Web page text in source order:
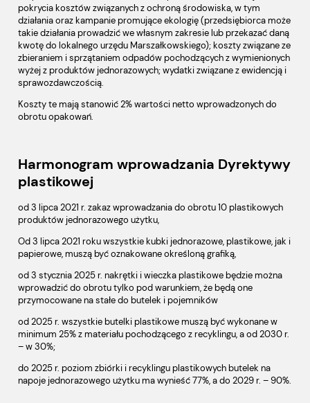
pokrycia kosztów związanych z ochroną środowiska, w tym
działania oraz kampanie promujące ekologię (przedsiębiorca może
takie działania prowadzić we własnym zakresie lub przekazać daną
kwotę do lokalnego urzędu Marszałkowskiego); koszty związane ze
zbieraniem i sprzątaniem odpadów pochodzących z wymienionych
wyżej z produktów jednorazowych; wydatki związane z ewidencją i
sprawozdawczością.
Koszty te mają stanowić 2% wartości netto wprowadzonych do
obrotu opakowań.
Harmonogram wprowadzania Dyrektywy
plastikowej
od 3 lipca 2021 r. zakaz wprowadzania do obrotu 10 plastikowych
produktów jednorazowego użytku,
Od 3 lipca 2021 roku wszystkie kubki jednorazowe, plastikowe, jak i
papierowe, muszą być oznakowane określoną grafiką,
od 3 stycznia 2025 r. nakrętki i wieczka plastikowe będzie można
wprowadzić do obrotu tylko pod warunkiem, że będą one
przymocowane na stałe do butelek i pojemników
od 2025 r. wszystkie butelki plastikowe muszą być wykonane w
minimum 25% z materiału pochodzącego z recyklingu, a od 2030 r.
– w 30%;
do 2025 r. poziom zbiórki i recyklingu plastikowych butelek na
napoje jednorazowego użytku ma wynieść 77%, a do 2029 r. – 90%.